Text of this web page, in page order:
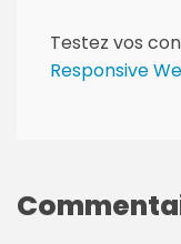
Testez vos
Responsive